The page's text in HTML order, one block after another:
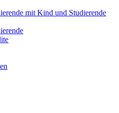
mit Kind und Studierende